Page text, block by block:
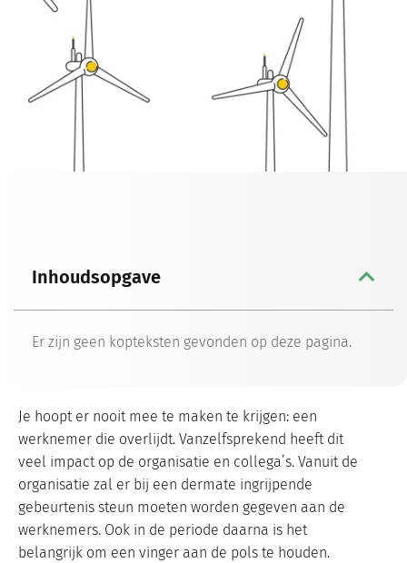
Je hoopt er nooit mee te maken te krijgen: een
werknemer die overlijdt. Vanzelfsprekend heeft dit
veel impact op de organisatie en collega’s. Vanuit de
organisatie zal er bij een dermate ingrijpende
gebeurtenis steun moeten worden gegeven aan de
werknemers. Ook in de periode daarna is het
belangrijk om een vinger aan de pols te houden.
Inhoudsopgave
Er zijn geen kopteksten gevonden op deze pagina.